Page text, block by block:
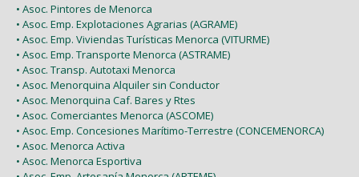
• Asoc. Pintores de Menorca
• Asoc. Emp. Explotaciones Agrarias (AGRAME)
• Asoc. Emp. Viviendas Turísticas Menorca (VITURME)
• Asoc. Emp. Transporte Menorca (ASTRAME)
• Asoc. Transp. Autotaxi Menorca
• Asoc. Menorquina Alquiler sin Conductor
• Asoc. Menorquina Caf. Bares y Rtes
• Asoc. Comerciantes Menorca (ASCOME)
• Asoc. Emp. Concesiones Marítimo-Terrestre (CONCEMENORCA)
• Asoc. Menorca Activa
• Asoc. Menorca Esportiva